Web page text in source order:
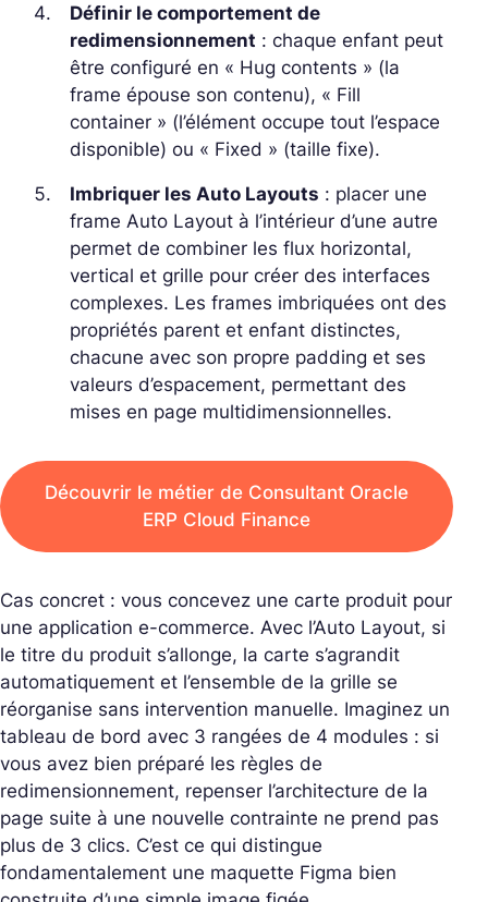
Définir le comportement de
redimensionnement : chaque enfant peut
être configuré en « Hug contents » (la
frame épouse son contenu), « Fill
container » (l’élément occupe tout l’espace
disponible) ou « Fixed » (taille fixe).
Imbriquer les Auto Layouts : placer une
frame Auto Layout à l’intérieur d’une autre
permet de combiner les flux horizontal,
vertical et grille pour créer des interfaces
complexes. Les frames imbriquées ont des
propriétés parent et enfant distinctes,
chacune avec son propre padding et ses
valeurs d’espacement, permettant des
mises en page multidimensionnelles.
Découvrir le métier de Consultant Oracle
ERP Cloud Finance
Cas concret : vous concevez une carte produit pour
une application e-commerce. Avec l’Auto Layout, si
le titre du produit s’allonge, la carte s’agrandit
automatiquement et l’ensemble de la grille se
réorganise sans intervention manuelle. Imaginez un
tableau de bord avec 3 rangées de 4 modules : si
vous avez bien préparé les règles de
redimensionnement, repenser l’architecture de la
page suite à une nouvelle contrainte ne prend pas
plus de 3 clics. C’est ce qui distingue
fondamentalement une maquette Figma bien